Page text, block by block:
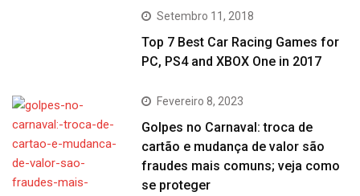
Setembro 11, 2018
Top 7 Best Car Racing Games for
PC, PS4 and XBOX One in 2017
Fevereiro 8, 2023
Golpes no Carnaval: troca de
cartão e mudança de valor são
fraudes mais comuns; veja como
se proteger